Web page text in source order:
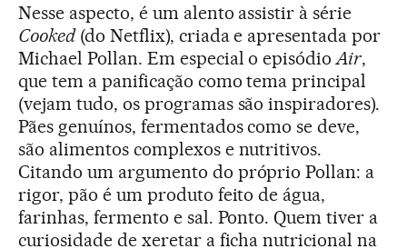
Nesse aspecto, é um alento assistir à série
Cooked(do Netflix), criada e apresentada por
Michael Pollan. Em especial o episódioAir,
que tem a panificação como tema principal
(vejam tudo, os programas são inspiradores).
Pães genuínos, fermentados como se deve,
são alimentos complexos e nutritivos.
Citando um argumento do próprio Pollan: a
rigor, pão é um produto feito de água,
farinhas, fermento e sal. Ponto. Quem tiver a
curiosidade de xeretar a ficha nutricional na